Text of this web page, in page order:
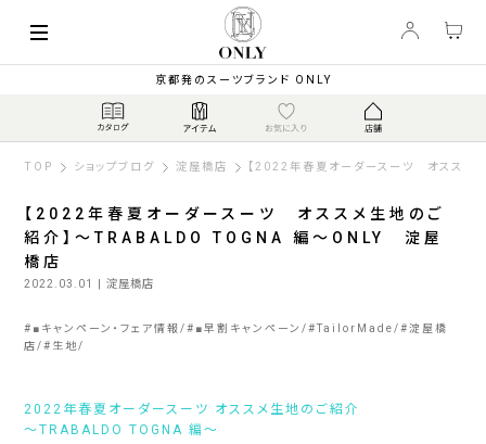
京都発のスーツブランド ONLY
TOP ショップブログ 淀屋橋店 【2022年春夏オーダースーツ オスス
【2022年春夏オーダースーツ オススメ生地のご
紹介】～TRABALDO TOGNA 編～ONLY 淀屋
橋店
2022.03.01 | 淀屋橋店
# ■キャンペーン・フェア情報 # ■早割キャンペーン #TailorMade #淀屋橋
店 # 生地
2022年春夏オーダースーツ オススメ生地のご紹介
～TRABALDO TOGNA 編～